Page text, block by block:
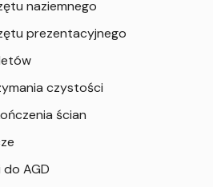
naziemnego
prezentacyjnego
czystości
ścian
AGD